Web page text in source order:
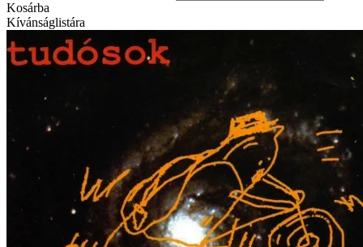
Kosárba
Kívánságlistára